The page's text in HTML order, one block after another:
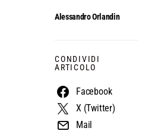
Alessandro Orlandin
CONDIVIDI
ARTICOLO
Facebook
X (Twitter)
Mail